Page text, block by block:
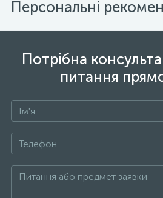
Персональні
Потрібна
питання